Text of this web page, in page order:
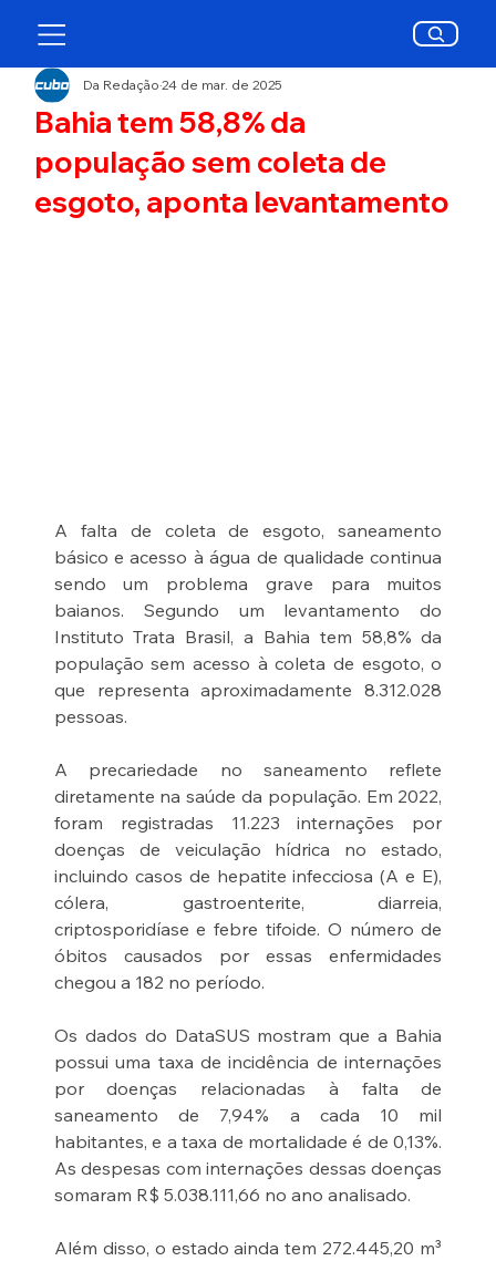
Bahia tem 58,8% da
população sem coleta de
esgoto, aponta levantamento
Da Redação24 de mar. de 2025
A falta de coleta de esgoto, saneamento
básico e acesso à água de qualidade continua
sendo um problema grave para muitos
baianos. Segundo um levantamento do
Instituto Trata Brasil, a Bahia tem 58,8% da
população sem acesso à coleta de esgoto, o
que representa aproximadamente 8.312.028
pessoas.
A precariedade no saneamento reflete
diretamente na saúde da população. Em 2022,
foram registradas 11.223 internações por
doenças de veiculação hídrica no estado,
incluindo casos de hepatite infecciosa (A e E),
cólera, gastroenterite, diarreia,
criptosporidíase e febre tifoide. O número de
óbitos causados por essas enfermidades
chegou a 182 no período.
Os dados do DataSUS mostram que a Bahia
possui uma taxa de incidência de internações
por doenças relacionadas à falta de
saneamento de 7,94% a cada 10 mil
habitantes, e a taxa de mortalidade é de 0,13%.
As despesas com internações dessas doenças
somaram R$ 5.038.111,66 no ano analisado.
Além disso, o estado ainda tem 272.445,20 m³